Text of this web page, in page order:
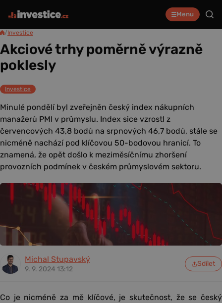
Menu
/Investice
Akciové trhy poměrně výrazně
poklesly
Investice
Minulé pondělí byl zveřejněn český index nákupních
manažerů PMI v průmyslu. Index sice vzrostl z
červencových 43,8 bodů na srpnových 46,7 bodů, stále se
nicméně nachází pod klíčovou 50-bodovou hranicí. To
znamená, že opět došlo k meziměsíčnímu zhoršení
provozních podmínek v českém průmyslovém sektoru.
Michal Stupavský
9. 9. 2024 13:12
Sdílet
Co je nicméně za mě klíčové, je skutečnost, že se český